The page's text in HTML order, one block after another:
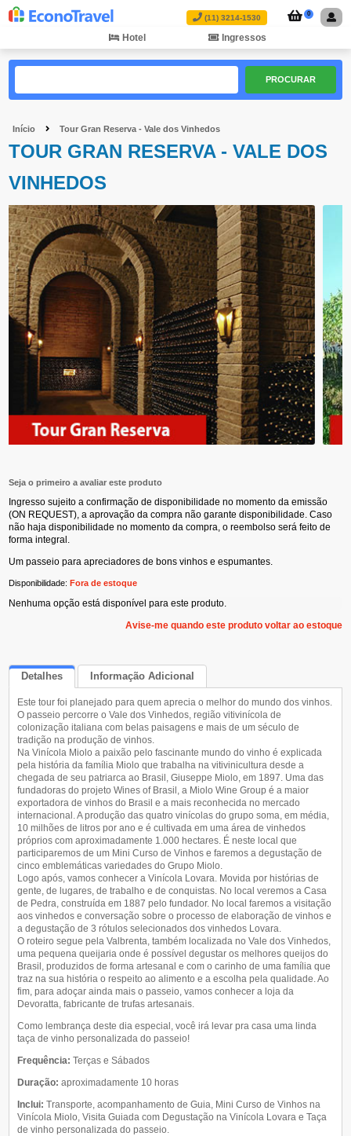
(11) 3214-1530 0
Hotel Ingressos
PROCURAR
Início Tour Gran Reserva - Vale dos Vinhedos
TOUR GRAN RESERVA - VALE DOS
VINHEDOS
Seja o primeiro a avaliar este produto
Ingresso sujeito a confirmação de disponibilidade no momento da emissão
(ON REQUEST), a aprovação da compra não garante disponibilidade. Caso
não haja disponibilidade no momento da compra, o reembolso será feito de
forma integral.
Um passeio para apreciadores de bons vinhos e espumantes.
Disponibilidade:Fora de estoque
Nenhuma opção está disponível para este produto.
Avise-me quando este produto voltar ao estoque
Detalhes Informação Adicional
Queremos Saber Sua Opinião
Este tour foi planejado para quem aprecia o melhor do mundo dos vinhos.
O passeio percorre o Vale dos Vinhedos, região vitivinícola de
colonização italiana com belas paisagens e mais de um século de
tradição na produção de vinhos.
Na Vinícola Miolo a paixão pelo fascinante mundo do vinho é explicada
pela história da família Miolo que trabalha na vitivinicultura desde a
chegada de seu patriarca ao Brasil, Giuseppe Miolo, em 1897. Uma das
fundadoras do projeto Wines of Brasil, a Miolo Wine Group é a maior
exportadora de vinhos do Brasil e a mais reconhecida no mercado
internacional. A produção das quatro vinícolas do grupo soma, em média,
10 milhões de litros por ano e é cultivada em uma área de vinhedos
próprios com aproximadamente 1.000 hectares. É neste local que
participaremos de um Mini Curso de Vinhos e faremos a degustação de
cinco emblemáticas variedades do Grupo Miolo.
Logo após, vamos conhecer a Vinícola Lovara. Movida por histórias de
gente, de lugares, de trabalho e de conquistas. No local veremos a Casa
de Pedra, construída em 1887 pelo fundador. No local faremos a visitação
aos vinhedos e conversação sobre o processo de elaboração de vinhos e
a degustação de 3 rótulos selecionados dos vinhedos Lovara.
O roteiro segue pela Valbrenta, também localizada no Vale dos Vinhedos,
uma pequena queijaria onde é possível degustar os melhores queijos do
Brasil, produzidos de forma artesanal e com o carinho de uma família que
traz na sua história o respeito ao alimento e a escolha pela qualidade. Ao
fim, para adoçar ainda mais o passeio, vamos conhecer a loja da
Devoratta, fabricante de trufas artesanais.
Como lembrança deste dia especial, você irá levar pra casa uma linda
taça de vinho personalizada do passeio!
Frequência: Terças e Sábados
Duração: aproximadamente 10 horas
Inclui: Transporte, acompanhamento de Guia, Mini Curso de Vinhos na
Vinícola Miolo, Visita Guiada com Degustação na Vinícola Lovara e Taça
de vinho personalizada do passeio.